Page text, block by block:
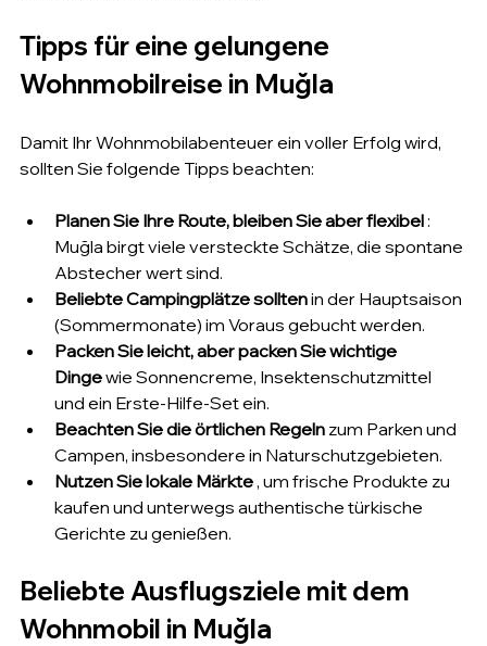
Tipps für eine gelungene
Wohnmobilreise in Muğla
Damit Ihr Wohnmobilabenteuer ein voller Erfolg wird,
sollten Sie folgende Tipps beachten:
Planen Sie Ihre Route, bleiben Sie aber flexibel :
Muğla birgt viele versteckte Schätze, die spontane
Abstecher wert sind.
Beliebte Campingplätze sollten in der Hauptsaison
(Sommermonate) im Voraus gebucht werden.
Packen Sie leicht, aber packen Sie wichtige
Dinge wie Sonnencreme, Insektenschutzmittel
und ein Erste-Hilfe-Set ein.
Beachten Sie die örtlichen Regeln zum Parken und
Campen, insbesondere in Naturschutzgebieten.
Nutzen Sie lokale Märkte , um frische Produkte zu
kaufen und unterwegs authentische türkische
Gerichte zu genießen.
Beliebte Ausflugsziele mit dem
Wohnmobil in Muğla